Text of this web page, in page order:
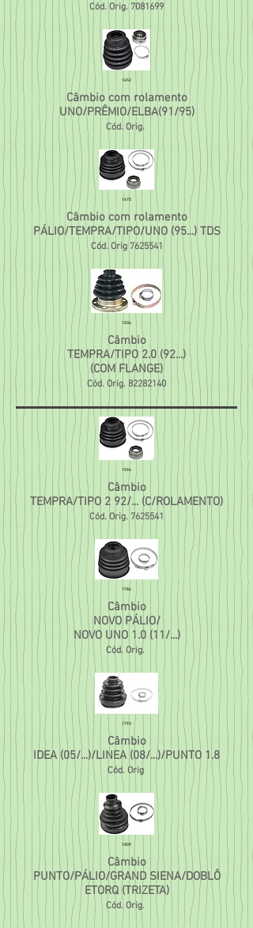
Cód. Orig. 7081699
1452
Câmbio com rolamento
UNO/PRÊMIO/ELBA(91/95)
Cód. Orig.
1475
Câmbio com rolamento
PÁLIO/TEMPRA/TIPO/UNO (95...) TDS
Cód. Orig 7625541
1504
Câmbio
TEMPRA/TIPO 2.0 (92...)
(COM FLANGE)
Cód. Orig. 82282140
1594
Câmbio
TEMPRA/TIPO 2 92/... (C/ROLAMENTO)
Cód. Orig. 7625541
1784
Câmbio
NOVO PÁLIO/
NOVO UNO 1.0 (11/...)
Cód. Orig.
1793
Câmbio
IDEA (05/...)/LINEA (08/...)/PUNTO 1.8
Cód. Orig
1809
Câmbio
PUNTO/PÁLIO/GRAND SIENA/DOBLÔ
ETORQ (TRIZETA)
Cód. Orig.